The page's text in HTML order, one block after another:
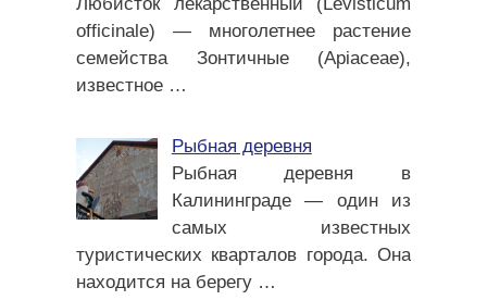
officinale) — многолетнее растение
семейства Зонтичные (Apiaceae),
известное …
Рыбная деревня
Рыбная деревня в
Калининграде — один из
самых известных
туристических кварталов города. Она
находится на берегу …